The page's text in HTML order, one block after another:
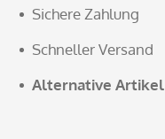
Sichere Zahlung
Schneller Versand
Alternative Artikel